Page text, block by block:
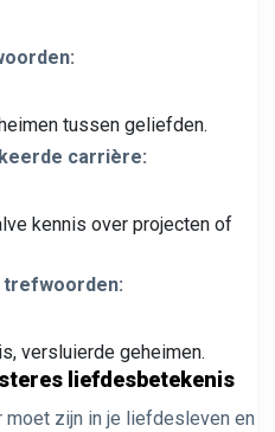
tussen geliefden.
carrière:
kennis over projecten of
trefwoorden:
versluierde geheimen.
liefdesbetekenis
zijn in je liefdesleven en